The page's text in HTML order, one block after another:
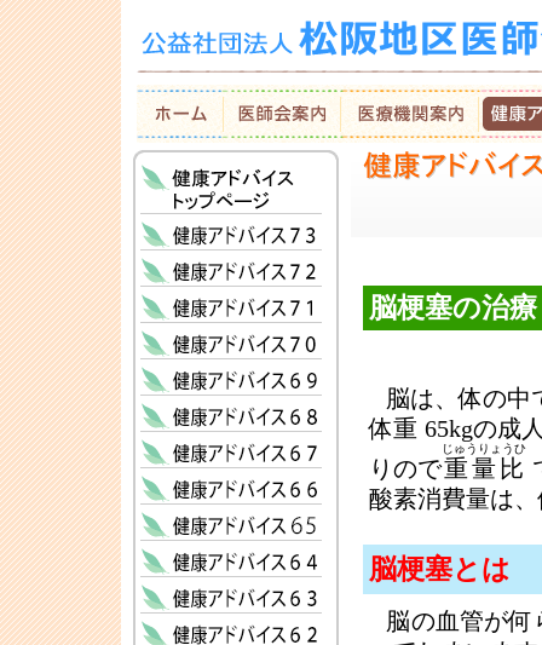
脳梗塞の治
脳は、体の中
体重 65kgの成
りので重量比
じゅうりょうひ
酸素消費量は
脳梗塞とは
脳の血管が